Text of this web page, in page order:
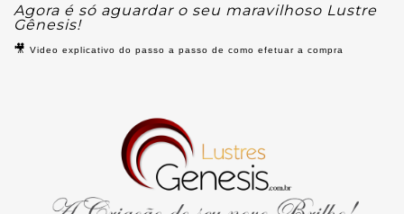
Agora é só aguardar o seu maravilhoso Lustre
Gênesis!
🎥 Video explicativo do passo a passo de como efetuar a compra